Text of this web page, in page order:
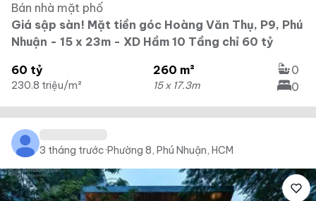
Bán nhà mặt phố
Giá sập sàn! Mặt tiền góc Hoàng Văn Thụ, P9, Phú
Nhuận - 15 x 23m - XD Hầm 10 Tầng chỉ 60 tỷ
60 tỷ
230.8 triệu/m²
260 m²
15 x 17.3m
0
0
3 tháng trước·Phường 8, Phú Nhuận, HCM